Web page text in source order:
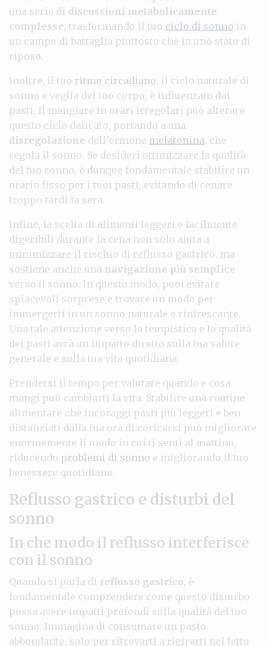
una serie di discussioni metabolicamente
complesse, trasformando il tuo ciclo di sonno in
un campo di battaglia piuttosto che in uno stato di
riposo.
Inoltre, il tuo ritmo circadiano, il ciclo naturale di
sonno e veglia del tuo corpo, è influenzato dai
pasti. Il mangiare in orari irregolari può alterare
questo ciclo delicato, portando a una
disregolazione dell’ormone melatonina, che
regola il sonno. Se desideri ottimizzare la qualità
del tuo sonno, è dunque fondamentale stabilire un
orario fisso per i tuoi pasti, evitando di cenare
troppo tardi la sera.
Infine, la scelta di alimenti leggeri e facilmente
digeribili durante la cena non solo aiuta a
minimizzare il rischio di reflusso gastrico, ma
sostiene anche una navigazione più semplice
verso il sonno. In questo modo, puoi evitare
spiacevoli sorprese e trovare un modo per
immergerti in un sonno naturale e rinfrescante.
Una tale attenzione verso la tempistica e la qualità
dei pasti avrà un impatto diretto sulla tua salute
generale e sulla tua vita quotidiana.
Prendersi il tempo per valutare quando e cosa
mangi può cambiarti la vita. Stabilire una routine
alimentare che incoraggi pasti più leggeri e ben
distanziati dalla tua ora di coricarsi può migliorare
enormemente il modo in cui ti senti al mattino,
riducendo problemi di sonno e migliorando il tuo
benessere quotidiano.
Reflusso gastrico e disturbi del
sonno
In che modo il reflusso interferisce
con il sonno
Quando si parla di reflusso gastrico, è
fondamentale comprendere come questo disturbo
possa avere impatti profondi sulla qualità del tuo
sonno. Immagina di consumare un pasto
abbondante, solo per ritrovarti a rigirarti nel letto